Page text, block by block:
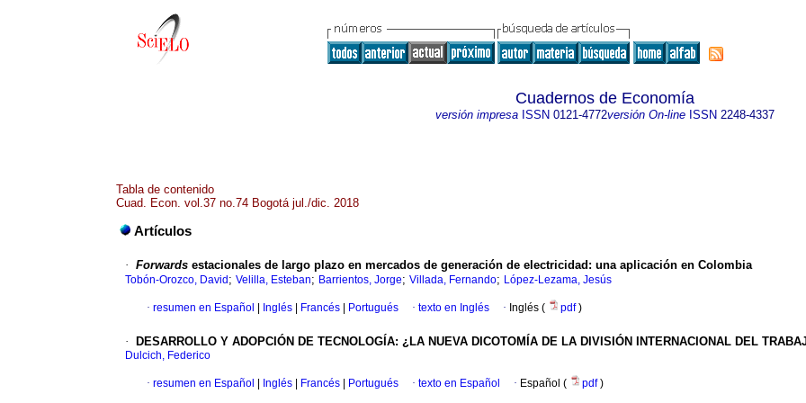
Cuadernos de Economía
versión impresaISSN 0121-4772versión On-lineISSN 2248-4337
Tabla de contenido
Cuad. Econ. vol.37 no.74 Bogotá jul./dic. 2018
Artículos
· Forwards estacionales de largo plazo en mercados de generación de electricidad: una aplicación en Colombia
Tobón-Orozco, David ; Velilla, Esteban; Barrientos, Jorge; Villada, Fernando; López-Lezama, Jesús
· resumen en Español Inglés Francés Portugués · texto en Inglés · Inglés ( pdf)
· DESARROLLO Y ADOPCIÓN DE TECNOLOGÍA: ¿LA NUEVA DICOTOMÍA DE LA DIVISIÓN INTERNACIONAL DEL
Dulcich, Federico
· resumen en Español Inglés Francés Portugués · texto en Español · Español ( pdf)